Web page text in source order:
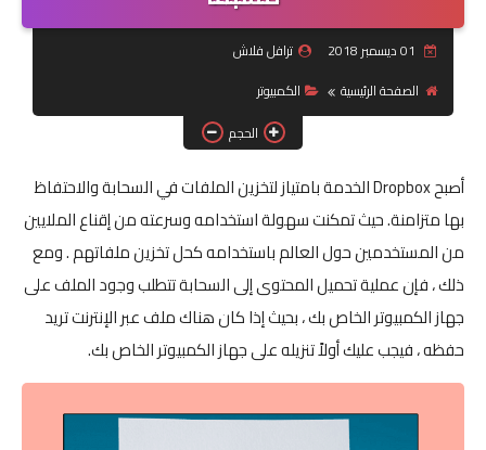
كورسات
مقالات
القسم الديني
العناية بالصحة
سياحة
ترافل فلاش
الصفحة الرئيسية
الكمبيوتر
الحجم
أصبح Dropbox الخدمة بامتياز لتخزين الملفات في السحابة والاحتفاظ
بها متزامنة. حيث تمكنت سهولة استخدامه وسرعته من إقناع الملايين
من المستخدمين حول العالم باستخدامه كحل تخزين ملفاتهم . ومع
ذلك ، فإن عملية تحميل المحتوى إلى السحابة تتطلب وجود الملف على
جهاز الكمبيوتر الخاص بك ، بحيث إذا كان هناك ملف عبر الإنترنت تريد
حفظه ، فيجب عليك أولاً تنزيله على جهاز الكمبيوتر الخاص بك.